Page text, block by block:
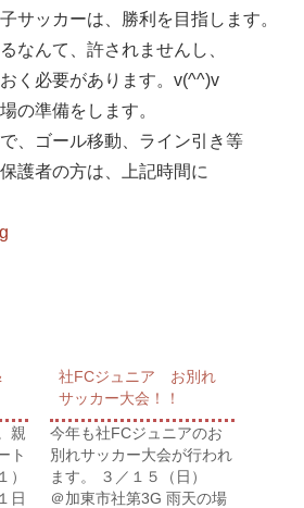
サッカーは、勝利を目指します。
なんて、許されませんし、
く必要があります。v(^^)v
の準備をします。
、ゴール移動、ライン引き等
護者の方は、上記時間に
親
ト
）
日
社FCジュニア お別れ
サッカー大会！！
今年も社FCジュニアのお
別れサッカー大会が行われ
ます。 ３／１５（日）
＠加東市社第3G 雨天の場